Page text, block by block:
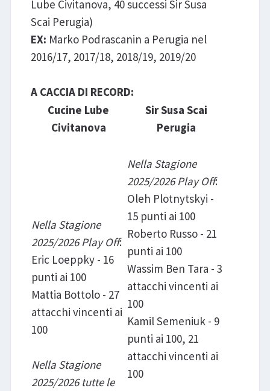
Lube Civitanova, 40 successi Sir Susa
Scai Perugia)
EX: Marko Podrascanin a Perugia nel
2016/17, 2017/18, 2018/19, 2019/20
A CACCIA DI RECORD:
Cucine Lube
Civitanova
Sir Susa Scai
Perugia
Nella Stagione
2025/2026 Play Off:
Eric Loeppky - 16
punti ai 100
Mattia Bottolo - 27
attacchi vincenti ai
100
Nella Stagione
2025/2026 tutte le
Nella Stagione
2025/2026 Play Off:
Oleh Plotnytskyi -
15 punti ai 100
Roberto Russo - 21
punti ai 100
Wassim Ben Tara - 3
attacchi vincenti ai
100
Kamil Semeniuk - 9
punti ai 100, 21
attacchi vincenti ai
100